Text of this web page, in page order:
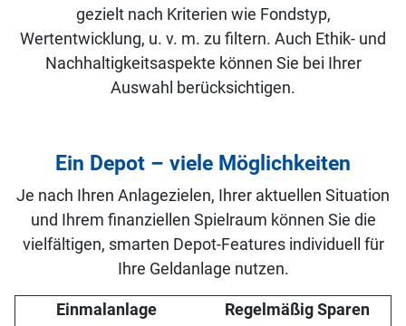
gezielt nach Kriterien wie Fondstyp,
Wertentwicklung, u. v. m. zu filtern. Auch Ethik- und
Nachhaltigkeitsaspekte können Sie bei Ihrer
Auswahl berücksichtigen.
Ein Depot – viele Möglichkeiten
Je nach Ihren Anlagezielen, Ihrer aktuellen Situation
und Ihrem finanziellen Spielraum können Sie die
vielfältigen, smarten Depot-Features individuell für
Ihre Geldanlage nutzen.
Einmalanlage Regelmäßig Sparen